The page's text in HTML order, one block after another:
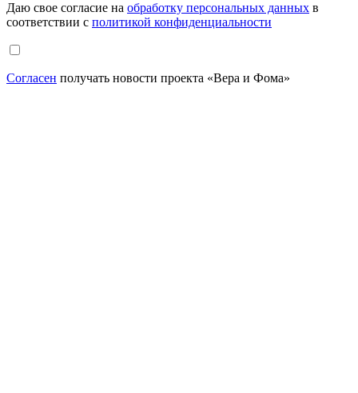
Даю свое согласие на обработку персональных данных в
соответствии с политикой конфиденциальности
Согласен получать новости проекта «Вера и Фома»